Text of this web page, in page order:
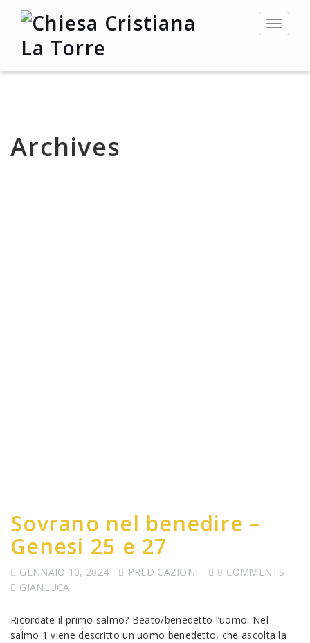
Toggle
Archives
Sovrano nel benedire –
Genesi 25 e 27
GENNAIO 10, 2024 PREDICAZIONI
0 COMMENTS
GIANLUCA
Ricordate il primo salmo? Beato/benedetto l’uomo. Nel
salmo 1 viene descritto un uomo benedetto, che ascolta la